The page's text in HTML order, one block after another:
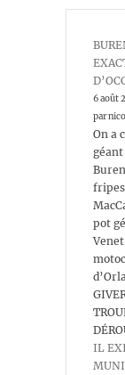
6 août
par
On a
fripes
pot
IL